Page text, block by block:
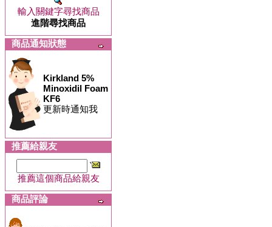
輸入關鍵字尋找商品
進階尋找商品
商品通知狀態
Kirkland 5%
Minoxidil Foam
KF6
更新時通知我
推薦給親友
推薦這個商品給親友
商品評論